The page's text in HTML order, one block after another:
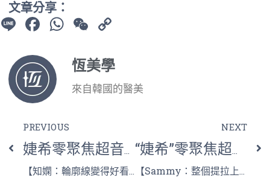
文章分享：
LineFacebook
WhatsApp
WeChat
恆美學
來自韓國的醫美
PREVIOUS
婕希零聚焦超音波系統
【知嫻：輪廓線變得好看】
NEXT
“婕希”零聚焦超音波系統
【Sammy：整個提拉上去】